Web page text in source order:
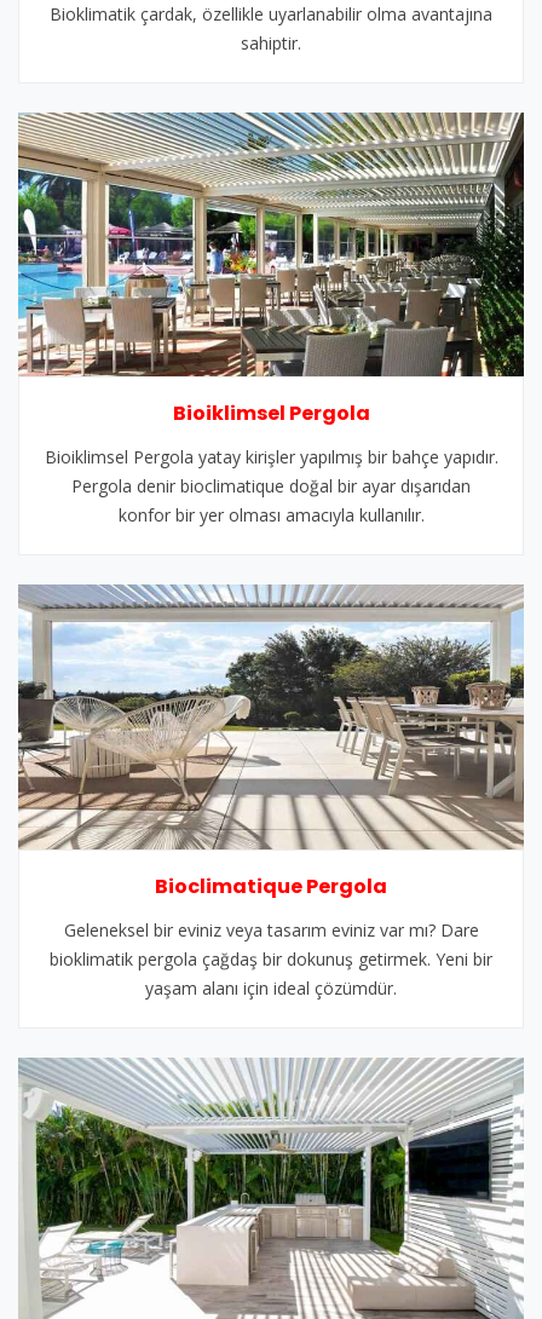
Bioklimatik çardak, özellikle uyarlanabilir olma avantajına
sahiptir.
Bioiklimsel Pergola
Bioiklimsel Pergola yatay kirişler yapılmış bir bahçe yapıdır.
Pergola denir bioclimatique doğal bir ayar dışarıdan
konfor bir yer olması amacıyla kullanılır.
Bioclimatique Pergola
Geleneksel bir eviniz veya tasarım eviniz var mı? Dare
bioklimatik pergola çağdaş bir dokunuş getirmek. Yeni bir
yaşam alanı için ideal çözümdür.